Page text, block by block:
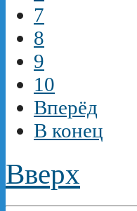
7
8
9
10
Вперёд
В конец
Вверх